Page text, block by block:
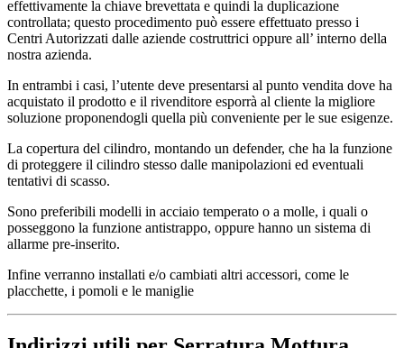
effettivamente la chiave brevettata e quindi la duplicazione
controllata; questo procedimento può essere effettuato presso i
Centri Autorizzati dalle aziende costruttrici oppure all’ interno della
nostra azienda.
In entrambi i casi, l’utente deve presentarsi al punto vendita dove ha
acquistato il prodotto e il rivenditore esporrà al cliente la migliore
soluzione proponendogli quella più conveniente per le sue esigenze.
La copertura del cilindro, montando un defender, che ha la funzione
di proteggere il cilindro stesso dalle manipolazioni ed eventuali
tentativi di scasso.
Sono preferibili modelli in acciaio temperato o a molle, i quali o
posseggono la funzione antistrappo, oppure hanno un sistema di
allarme pre-inserito.
Infine verranno installati e/o cambiati altri accessori, come le
placchette, i pomoli e le maniglie